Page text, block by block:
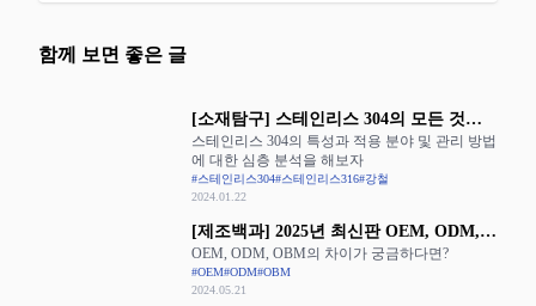
함께 보면 좋은 글
[소재탐구] 스테인리스 304의 모든 것을
알아보자
스테인리스 304의 특성과 적용 분야 및 관리 방법
에 대한 심층 분석을 해보자
#스테인리스304#스테인리스316#강철
2024.01.22
[제조백과] 2025년 최신판 OEM, ODM,
OBM의 장단점 완벽 정리
OEM, ODM, OBM의 차이가 궁금하다면?
#OEM#ODM#OBM
2024.05.21